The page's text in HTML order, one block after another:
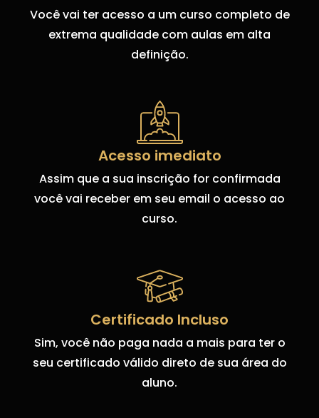
Você vai ter acesso a um curso completo de
extrema qualidade com aulas em alta
definição.
Acesso imediato
Assim que a sua inscrição for confirmada
você vai receber em seu email o acesso ao
curso.
Certificado Incluso
Sim, você não paga nada a mais para ter o
seu certificado válido direto de sua área do
aluno.